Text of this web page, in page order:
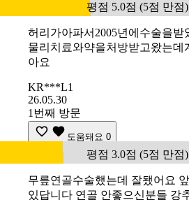
평점 5.0점 (5점 만점)
허리가아파서2005년에수술을받
물리치료와약을처방받고왔는
아요
KR***L1
26.05.30
1번째 방문
도움돼요 0
평점 3.0점 (5점 만점)
무릎연골수술했는데 잘됐어요
있답니다 연골 안좋으신분들 강